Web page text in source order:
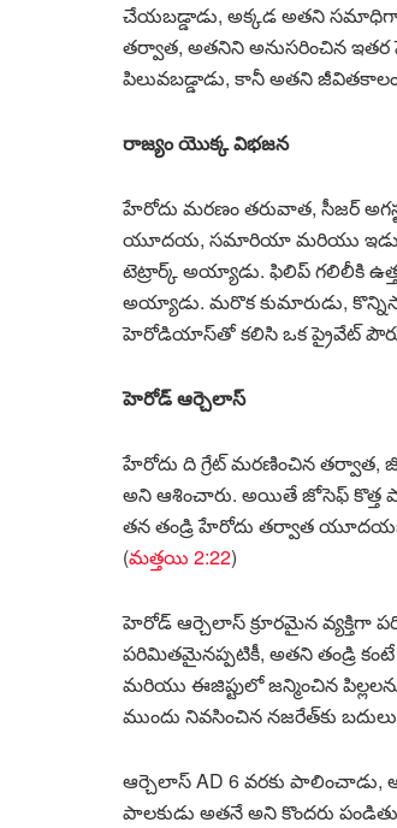
చేయబడ్డాడు, అక్కడ అతని సమాధిగా
తర్వాత, అతనిని అనుసరించిన
పిలువబడ్డాడు, కానీ అతని
రాజ్యం యొక్క విభజన
హేరోదు మరణం తరువాత, సీజర్
యూదయ, సమారియా మరియు
టెట్రార్క్ అయ్యాడు. ఫిలిప్ గలిలీకి
అయ్యాడు. మరొక కుమారుడు,
హెరోడియాస్‌తో కలిసి ఒక ప్రైవేట్
హెరోడ్ ఆర్చెలాస్
హేరోదు ది గ్రేట్ మరణించిన తర్వాత,
అని ఆశించారు. అయితే జోసెఫ్ కొత్త
తన తండ్రి హేరోదు తర్వాత
(మత్తయి 2:22)
హెరోడ్ ఆర్చెలాస్ క్రూరమైన
పరిమితమైనప్పటికీ, అతని తండ్రి
మరియు ఈజిప్టులో జన్మించిన
ముందు నివసించిన నజరేత్‌కు
ఆర్చెలాస్ AD 6 వరకు
పాలకుడు అతనే అని కొందరు